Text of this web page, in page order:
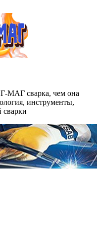
МАГ сварка, чем она
инструменты,
сварки